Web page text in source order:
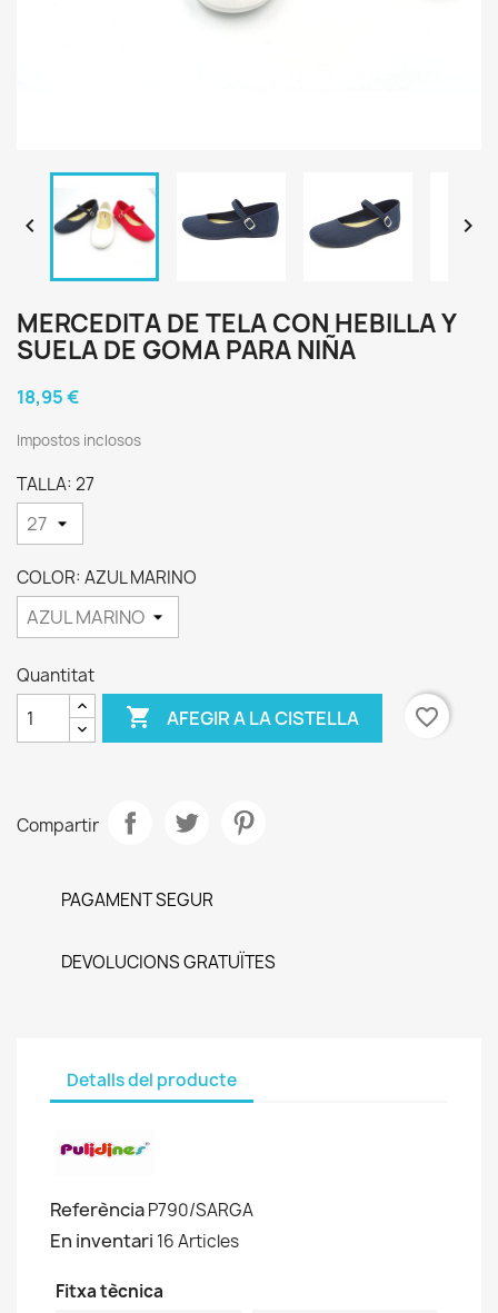
 
MERCEDITA DE TELA CON HEBILLA Y
SUELA DE GOMA PARA NIÑA
18,95 €
Impostos inclosos
TALLA: 27
COLOR: AZUL MARINO
Quantitat
 AFEGIR A LA CISTELLA favorite_border
Compartir
PAGAMENT SEGUR
DEVOLUCIONS GRATUÏTES
Detalls del producte
ReferènciaP790/SARGA
En inventari 16 Articles
Fitxa tècnica